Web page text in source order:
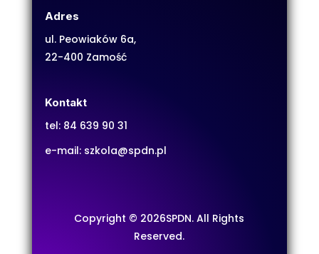
Adres
ul. Peowiaków 6a,
22-400 Zamość
Kontakt
tel: 84 639 90 31
e-mail: szkola@spdn.pl
Copyright © 2026SPDN. All Rights
Reserved.